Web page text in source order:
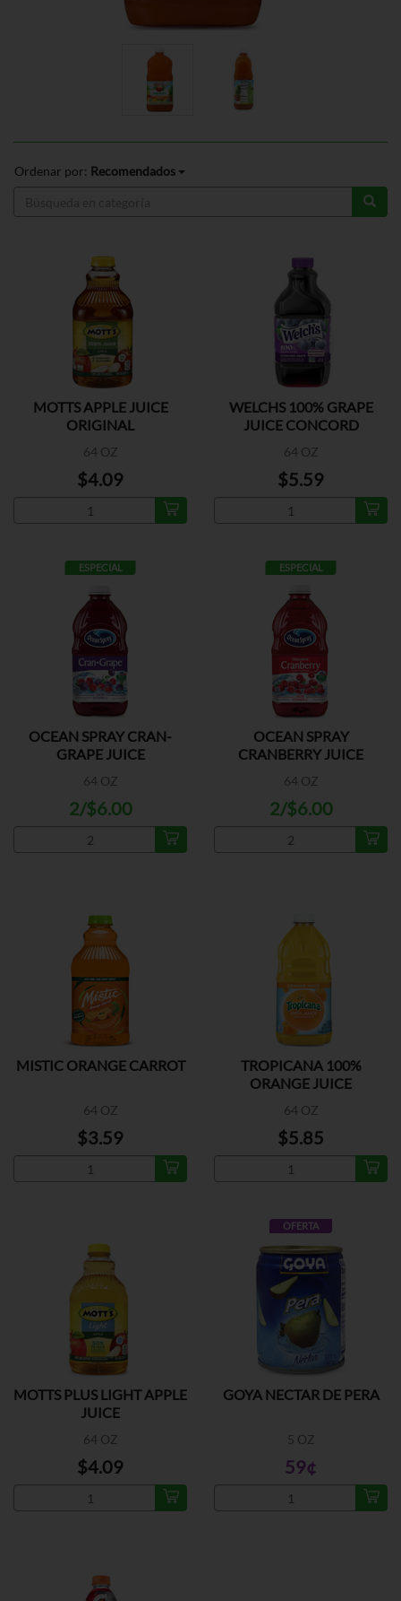
Ordenar por: Recomendados
MOTTS APPLE JUICE
ORIGINAL
64 OZ
$4.09
WELCHS 100% GRAPE
JUICE CONCORD
64 OZ
$5.59
ESPECIAL
OCEAN SPRAY CRAN-
GRAPE JUICE
64 OZ
2/$6.00
ESPECIAL
OCEAN SPRAY
CRANBERRY JUICE
64 OZ
2/$6.00
MISTIC ORANGE CARROT
64 OZ
$3.59
TROPICANA 100%
ORANGE JUICE
64 OZ
$5.85
MOTTS PLUS LIGHT APPLE
JUICE
64 OZ
$4.09
OFERTA
GOYA NECTAR DE PERA
5 OZ
59¢